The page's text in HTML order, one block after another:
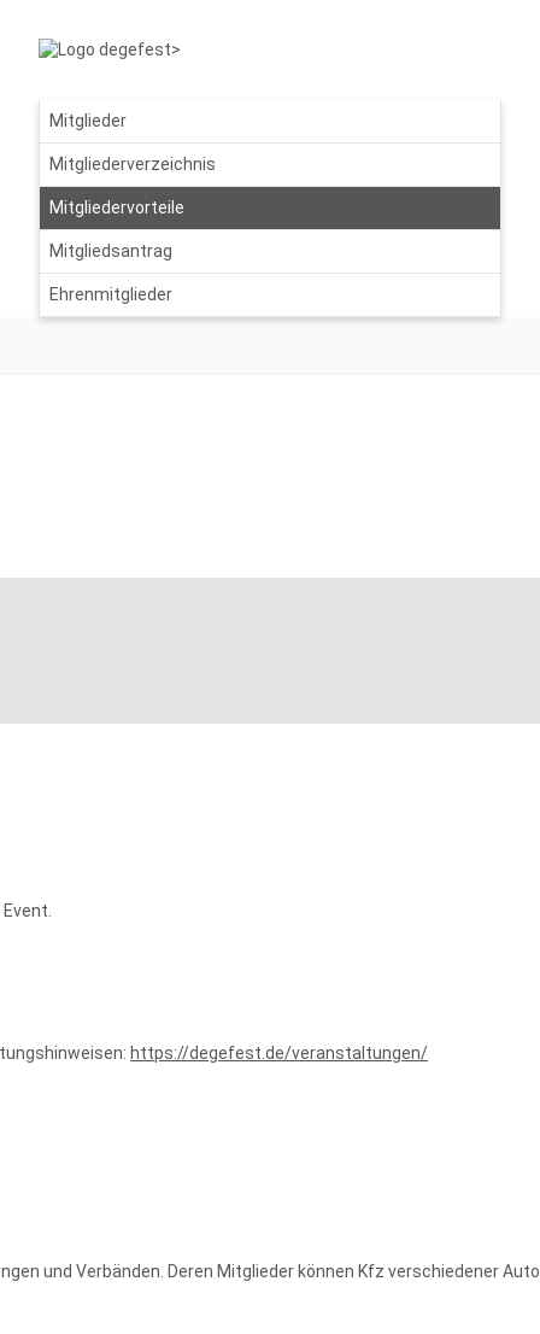
Mitglieder
Mitgliederverzeichnis
Mitgliedervorteile
Mitgliedsantrag
Ehrenmitglieder
https://degefest.de/veranstaltungen/
und Verbänden. Deren Mitglieder können Kfz verschiedener